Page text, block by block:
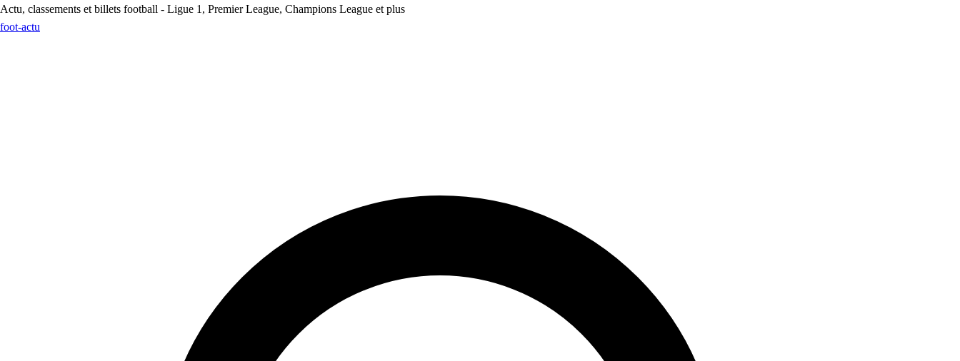
Actu, classements et billets football - Ligue 1, Premier League, Champions League et plus
foot-actu